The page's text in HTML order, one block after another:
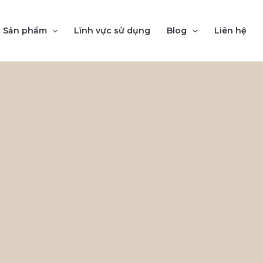
Sản phẩm Lĩnh vực sử dụng Blog Liên hệ